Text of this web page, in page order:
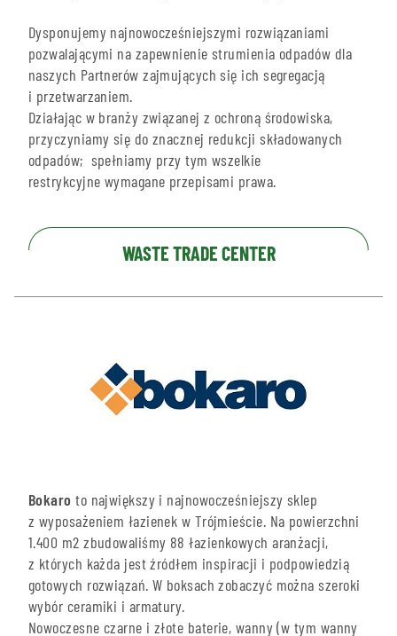
Dysponujemy najnowocześniejszymi rozwiązaniami
pozwalającymi na zapewnienie strumienia odpadów dla
naszych Partnerów zajmujących się ich segregacją
i przetwarzaniem.
Działając w branży związanej z ochroną środowiska,
przyczyniamy się do znacznej redukcji składowanych
odpadów; spełniamy przy tym wszelkie
restrykcyjne wymagane przepisami prawa.
WASTE TRADE CENTER
Bokaro to największy i najnowocześniejszy sklep
z wyposażeniem łazienek w Trójmieście. Na powierzchni
1.400 m2 zbudowaliśmy 88łazienkowych aranżacji,
z których każda jest źródłem inspiracji i podpowiedzią
gotowych rozwiązań. W boksach zobaczyć można szeroki
wybór ceramiki i armatury.
Nowoczesne czarne izłote baterie, wanny (w tym wanny